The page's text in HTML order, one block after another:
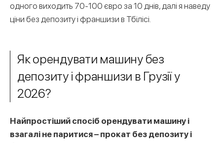
одного виходить 70-100 євро за 10 днів, далі я наведу
ціни без депозиту і франшизи в Тбілісі.
Як орендувати машину без
депозиту і франшизи в Грузії у
2026?
Найпростіший спосіб орендувати машину і
взагалі не паритися – прокат без депозиту і